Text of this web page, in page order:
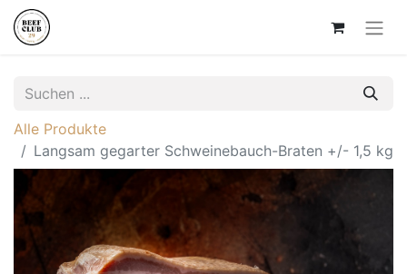
Alle Produkte
Langsam gegarter Schweinebauch-Braten +/- 1,5 kg